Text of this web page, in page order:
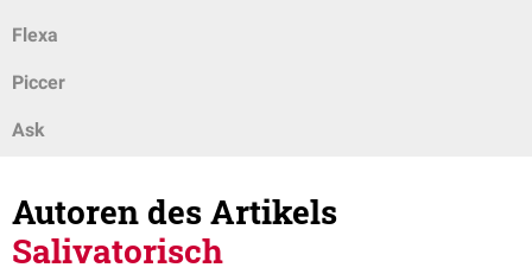
Flexa
Piccer
Ask
Autoren des Artikels
Salivatorisch